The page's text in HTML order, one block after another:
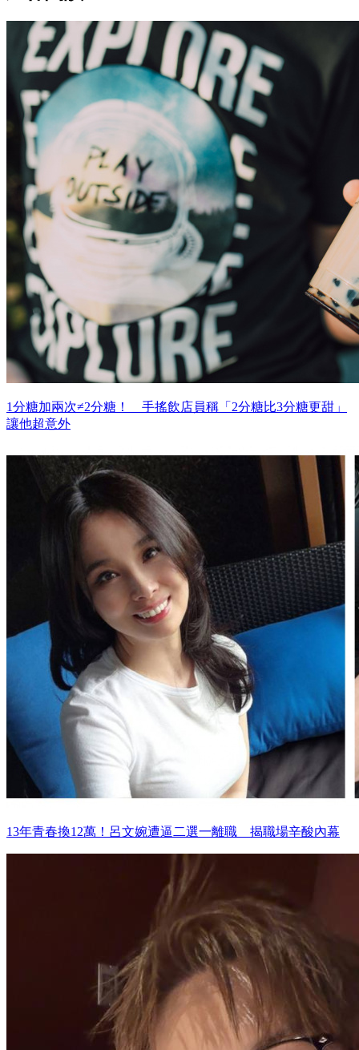
1分糖加兩次≠2分糖！ 手搖飲店員稱「2分糖比3分糖更甜」
讓他超意外
13年青春換12萬！呂文婉遭逼二選一離職 揭職場辛酸內幕